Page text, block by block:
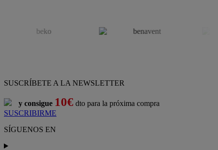
SUSCRÍBETE A LA NEWSLETTER
y consigue 10€ dto para la próxima compra
SUSCRIBIRME
SÍGUENOS EN